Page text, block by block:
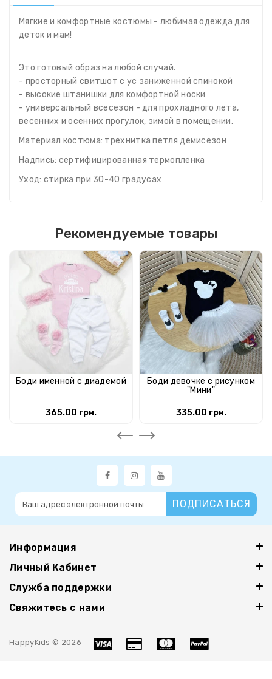
Мягкие и комфортные костюмы - любимая одежда для
деток и мам!
Это готовый образ на любой случай.
- просторный свитшот с ус заниженной спинокой
- высокие штанишки для комфортной носки
- универсальный всесезон - для прохладного лета,
весенних и осенних прогулок, зимой в помещении.
Материал костюма: трехнитка петля демисезон
Надпись: сертифицированная термопленка
Уход: стирка при 30-40 градусах
Рекомендуемые товары
Боди именной с диадемой
365.00 грн.
Боди девочке с рисунком
"Мини"
335.00 грн.
ПОДПИСАТЬСЯ
Информация
Личный Кабинет
Служба поддержки
Свяжитесь с нами
HappyKids © 2026